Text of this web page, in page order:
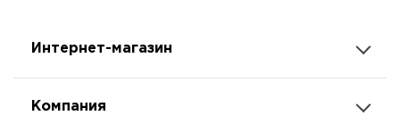
Интернет-магазин
Компания